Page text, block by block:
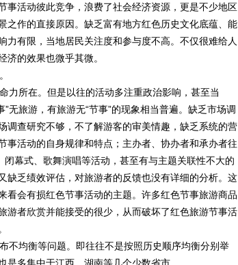
事活动彼此竞争，浪费了社会经济资源，更是不少地区
之作的直接原因。缺乏富有地方红色历史文化底蕴、能
有限，当地居民关注度和参与度不高。不仅很难给人
的效果也微乎其微。
所在。但是以往的活动多注重政治影响，甚至当
无旅游，有旅游无“节事”的现象相当普遍。缺乏市场调
调查研究不够，不了解游客的审美情趣，缺乏系统的营
事活动的自身规律和特点；主办者、协办者和承办者往
幕式、歌舞演唱等活动，甚至有与主题关联性不大的
缺乏绩效评估，对旅游者的反馈也没有详细的分析。这
看会有损红色节事活动的主题。许多红色节事旅游商品
游者欣赏并能接受的很少，从而破坏了红色旅游节事活
均衡等问题。即往往不是按照历史顺序均衡分别举